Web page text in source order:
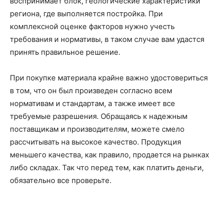
региона, где выполняется постройка. При
комплексной оценке факторов нужно учесть
требования и нормативы, в таком случае вам удастся
принять правильное решение.
При покупке материала крайне важно удостовериться
в том, что он был произведен согласно всем
нормативам и стандартам, а также имеет все
требуемые разрешения. Обращаясь к надежным
поставщикам и производителям, можете смело
рассчитывать на высокое качество. Продукция
меньшего качества, как правило, продается на рынках
либо складах. Так что перед тем, как платить деньги,
обязательно все проверьте.